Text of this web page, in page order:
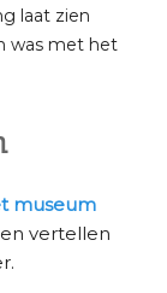
laat zien
was met het
museum
vertellen